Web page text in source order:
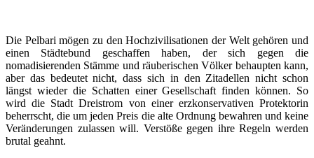
Die Pelbari mögen zu den Hochzivilisationen der Welt gehören und
einen Städtebund geschaffen haben, der sich gegen die
nomadisierenden Stämme und räuberischen Völker behaupten kann,
aber das bedeutet nicht, dass sich in den Zitadellen nicht schon
längst wieder die Schatten einer Gesellschaft finden können. So
wird die Stadt Dreistrom von einer erzkonservativen Protektorin
beherrscht, die um jeden Preis die alte Ordnung bewahren und keine
Veränderungen zulassen will. Verstöße gegen ihre Regeln werden
brutal geahnt.